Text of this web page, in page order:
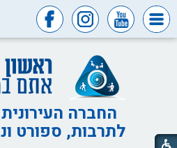
ומכרזים
חופש
המידע
דבר
ראש
החברה
לתרבות, ספורט